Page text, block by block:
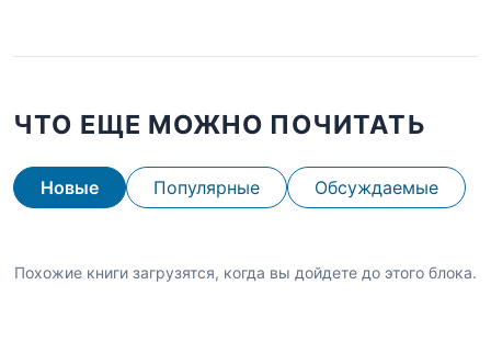
ЧТО ЕЩЕ МОЖНО ПОЧИТАТЬ
Новые Популярные Обсуждаемые
Похожие книги загрузятся, когда вы дойдете до этого блока.